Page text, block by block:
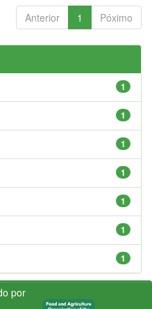
Anterior 1 Póximo
1
1
1
1
1
1
1
por